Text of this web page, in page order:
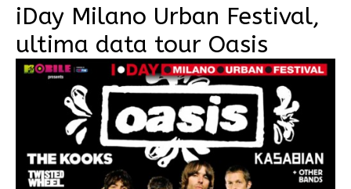
iDay Milano Urban Festival,
ultima data tour Oasis